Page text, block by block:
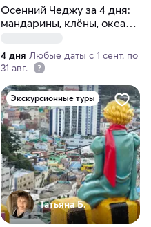
Осенний Чеджу за 4 дня:
мандарины, клёны, океан
4 дня Любые даты с 1 сент. по
31 авг.
Экскурсионные туры
Татьяна Б.